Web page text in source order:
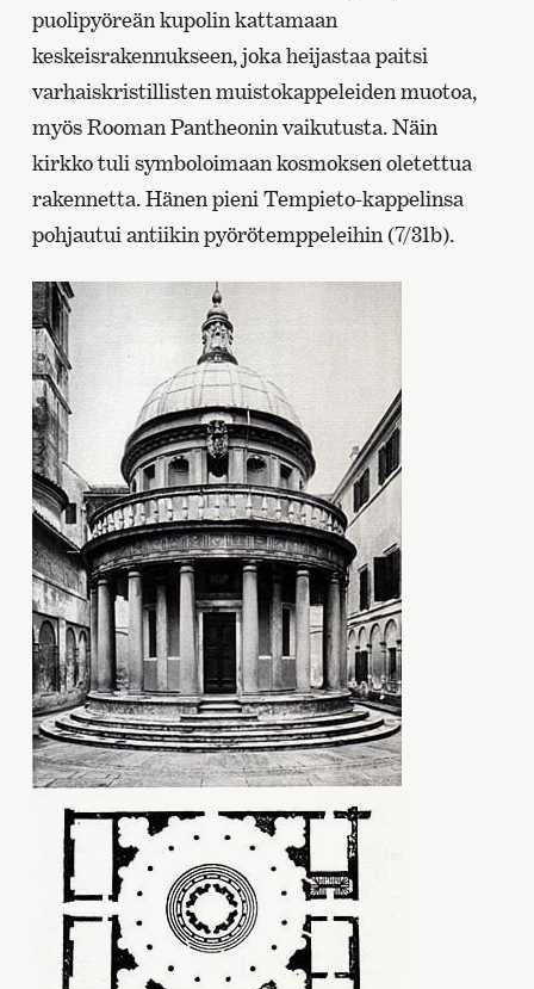
puolipyöreän kupolin kattamaan
keskeisrakennukseen, joka heijastaa paitsi
varhaiskristillisten muistokappeleiden muotoa,
myös Rooman Pantheonin vaikutusta. Näin
kirkko tuli symboloimaan kosmoksen oletettua
rakennetta. Hänen pieni Tempieto-kappelinsa
pohjautui antiikin pyörötemppeleihin (7/31b).